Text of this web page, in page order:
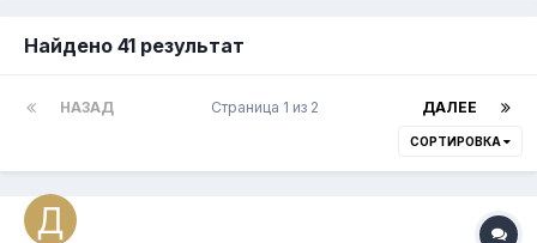
Найдено 41 результат
НАЗАД ДАЛЕЕ
Страница 1 из 2
СОРТИРОВКА